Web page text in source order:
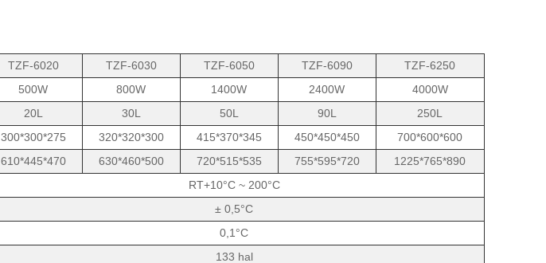
TZF-6020 TZF-6030 TZF-6050 TZF-6090
TZF-6250
500W 800W 1400W 2400W
4000W
20L 30L 50L 90L
250L
300*300*275 320*320*300 415*370*345 450*450*450
700*600*600
610*445*470 630*460*500 720*515*535 755*595*720
1225*765*890
RT+10°C ~ 200°C
± 0,5°C
0,1°C
133 hal